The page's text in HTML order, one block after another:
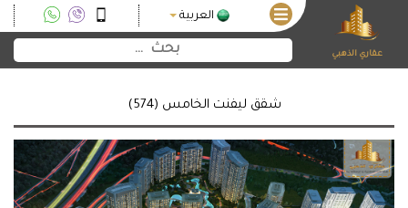
عقاري الذهبي
العربية
شقق ليفنت الخامس (574)